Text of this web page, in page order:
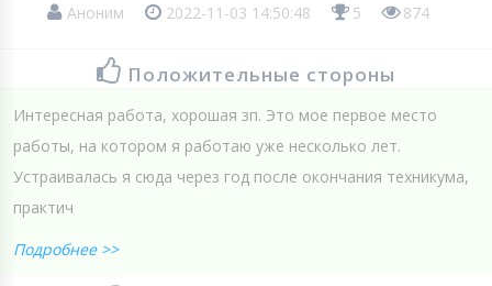
Аноним 2022-11-03 14:50:48 5 874
Положительные стороны
Интересная работа, хорошая зп. Это мое первое место
работы, на котором я работаю уже несколько лет.
Устраивалась я сюда через год после окончания техникума,
практич
Подробнее >>